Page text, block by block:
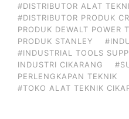
#DISTRIBUTOR ALAT
#DISTRIBUTOR PRODUK
PRODUK DEWALT POWER
PRODUK STANLEY
#INDUSTRIAL TOOLS
INDUSTRI CIKARANG
PERLENGKAPAN TEKNIK
#TOKO ALAT TEKNIK